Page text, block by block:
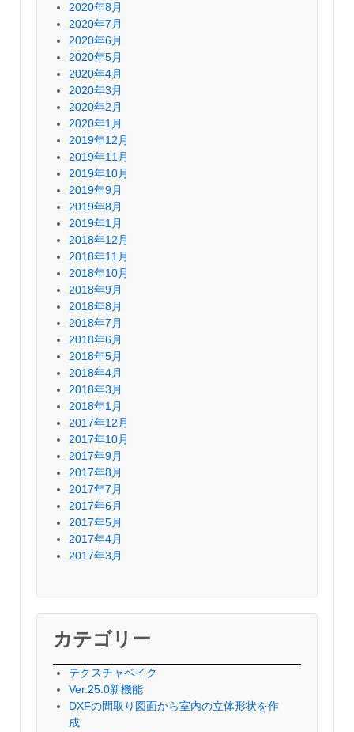
2020年8月
2020年7月
2020年6月
2020年5月
2020年4月
2020年3月
2020年2月
2020年1月
2019年12月
2019年11月
2019年10月
2019年9月
2019年8月
2019年1月
2018年12月
2018年11月
2018年10月
2018年9月
2018年8月
2018年7月
2018年6月
2018年5月
2018年4月
2018年3月
2018年1月
2017年12月
2017年10月
2017年9月
2017年8月
2017年7月
2017年6月
2017年5月
2017年4月
2017年3月
カテゴリー
テクスチャベイク
Ver.25.0新機能
DXFの間取り図面から室内の立体形状を作
成